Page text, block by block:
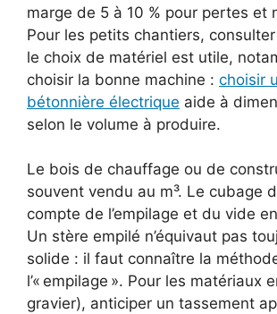
marge de 5 à 10 % pour pertes et
Pour les petits chantiers,
le choix de matériel est utile,
choisir la bonne machine : choisir
bétonnière électrique aide à
selon le volume à produire.
Le bois de chauffage ou de
souvent vendu au m³. Le cubage
compte de l’empilage et du vide
Un stère empilé n’équivaut pas
solide : il faut connaître la
l’« empilage ». Pour les matériaux
gravier), anticiper un tassement